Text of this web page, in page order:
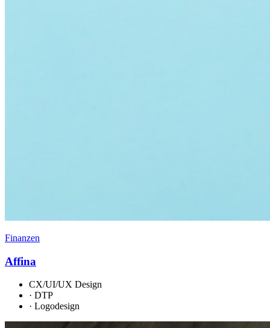
Finanzen
Affina
CX/UI/UX Design
· DTP
· Logodesign